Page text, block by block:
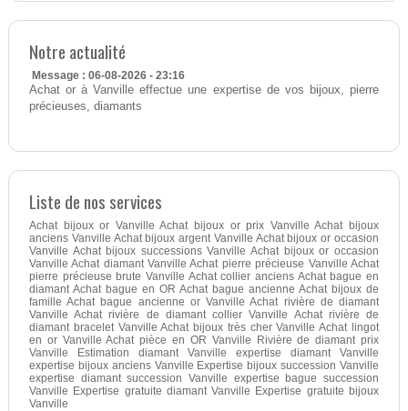
Notre actualité
Message : 06-08-2026 - 23:16
Achat or à Vanville effectue une expertise de vos bijoux, pierre
précieuses, diamants
Liste de nos services
Achat bijoux or Vanville Achat bijoux or prix Vanville Achat bijoux
anciens Vanville Achat bijoux argent Vanville Achat bijoux or occasion
Vanville Achat bijoux successions Vanville Achat bijoux or occasion
Vanville Achat diamant Vanville Achat pierre précieuse Vanville Achat
pierre précieuse brute Vanville Achat collier anciens Achat bague en
diamant Achat bague en OR Achat bague ancienne Achat bijoux de
famille Achat bague ancienne or Vanville Achat rivière de diamant
Vanville Achat rivière de diamant collier Vanville Achat rivière de
diamant bracelet Vanville Achat bijoux très cher Vanville Achat lingot
en or Vanville Achat pièce en OR Vanville Rivière de diamant prix
Vanville Estimation diamant Vanville expertise diamant Vanville
expertise bijoux anciens Vanville Expertise bijoux succession Vanville
expertise diamant succession Vanville expertise bague succession
Vanville Expertise gratuite diamant Vanville Expertise gratuite bijoux
Vanville